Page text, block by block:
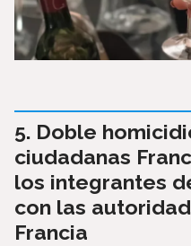
Doble
ciudadanas
los integrantes
con las
Francia